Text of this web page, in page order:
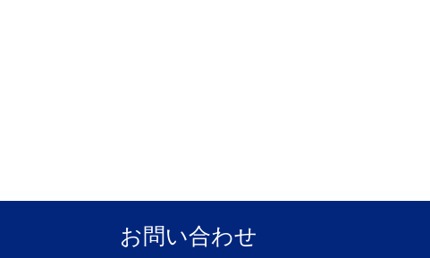
お問い合わせ